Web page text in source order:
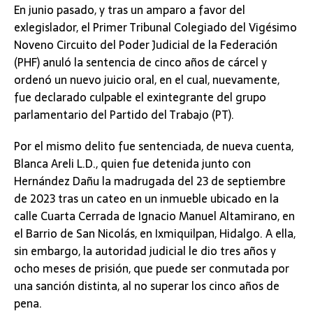
En junio pasado, y tras un amparo a favor del
exlegislador, el Primer Tribunal Colegiado del Vigésimo
Noveno Circuito del Poder Judicial de la Federación
(PHF) anuló la sentencia de cinco años de cárcel y
ordenó un nuevo juicio oral, en el cual, nuevamente,
fue declarado culpable el exintegrante del grupo
parlamentario del Partido del Trabajo (PT).
Por el mismo delito fue sentenciada, de nueva cuenta,
Blanca Areli L.D., quien fue detenida junto con
Hernández Dañu la madrugada del 23 de septiembre
de 2023 tras un cateo en un inmueble ubicado en la
calle Cuarta Cerrada de Ignacio Manuel Altamirano, en
el Barrio de San Nicolás, en Ixmiquilpan, Hidalgo. A ella,
sin embargo, la autoridad judicial le dio tres años y
ocho meses de prisión, que puede ser conmutada por
una sanción distinta, al no superar los cinco años de
pena.